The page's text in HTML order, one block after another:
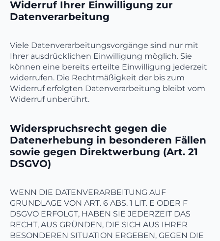
Widerruf Ihrer Einwilligung zur
Datenverarbeitung
Viele Datenverarbeitungsvorgänge sind nur mit
Ihrer ausdrücklichen Einwilligung möglich. Sie
können eine bereits erteilte Einwilligung jederzeit
widerrufen. Die Rechtmäßigkeit der bis zum
Widerruf erfolgten Datenverarbeitung bleibt vom
Widerruf unberührt.
Widerspruchsrecht gegen die
Datenerhebung in besonderen Fällen
sowie gegen Direktwerbung (Art. 21
DSGVO)
WENN DIE DATENVERARBEITUNG AUF
GRUNDLAGE VON ART. 6 ABS. 1 LIT. E ODER F
DSGVO ERFOLGT, HABEN SIE JEDERZEIT DAS
RECHT, AUS GRÜNDEN, DIE SICH AUS IHRER
BESONDEREN SITUATION ERGEBEN, GEGEN DIE